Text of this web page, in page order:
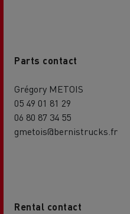
Parts contact
Grégory METOIS
05 49 01 81 29
06 80 87 34 55
gmetois@bernistrucks.fr
Rental contact